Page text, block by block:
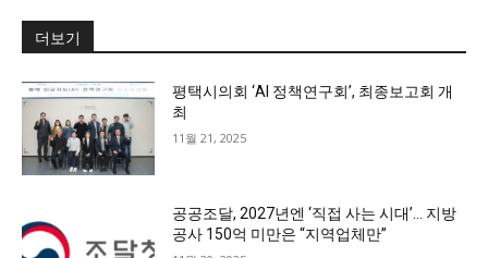
더보기
평택시의회 ‘AI 정책연구회’, 최종보고회 개
최
11월 21, 2025
공공조달, 2027년엔 ‘직접 사는 시대’… 지방
공사 150억 미만은 “지역업체만”